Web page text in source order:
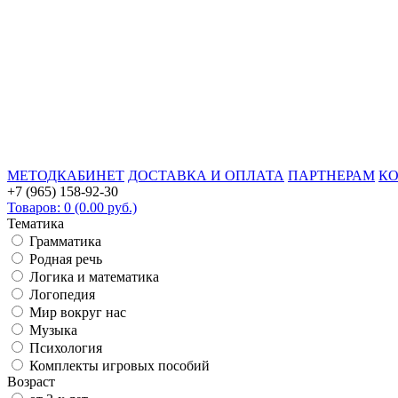
МЕТОДКАБИНЕТ ДОСТАВКА И ОПЛАТА ПАРТНЕРАМ
+7 (965) 158-92-30
Товаров: 0 (0.00 руб.)
Тематика
Грамматика
Родная речь
Логика и математика
Логопедия
Мир вокруг нас
Музыка
Психология
Комплекты игровых пособий
Возраст